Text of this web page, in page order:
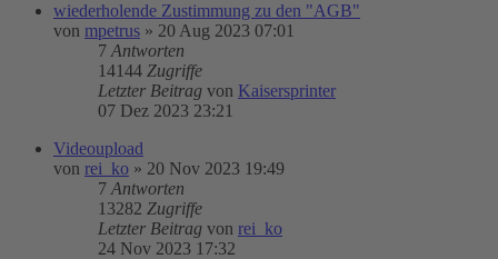
wiederholende Zustimmung zu den "AGB"
von mpetrus » 20 Aug 2023 07:01
7 Antworten
14144 Zugriffe
Letzter Beitrag von Kaisersprinter
07 Dez 2023 23:21
Videoupload
von rei_ko » 20 Nov 2023 19:49
7 Antworten
13282 Zugriffe
Letzter Beitrag von rei_ko
24 Nov 2023 17:32